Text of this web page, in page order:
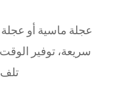
سريعة، توفير
تلف